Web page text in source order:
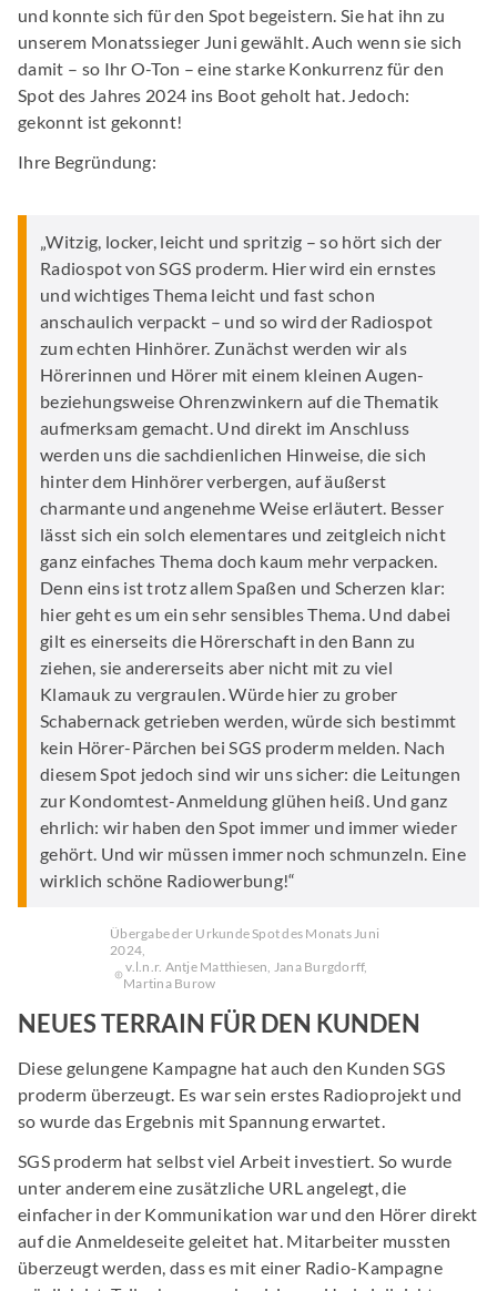
und konnte sich für den Spot begeistern. Sie hat ihn zu
unserem Monatssieger Juni gewählt. Auch wenn sie sich
damit – so Ihr O-Ton – eine starke Konkurrenz für den
Spot des Jahres 2024 ins Boot geholt hat. Jedoch:
gekonnt ist gekonnt!
Ihre Begründung:
„Witzig, locker, leicht und spritzig – so hört sich der
Radiospot von SGS proderm. Hier wird ein ernstes
und wichtiges Thema leicht und fast schon
anschaulich verpackt – und so wird der Radiospot
zum echten Hinhörer. Zunächst werden wir als
Hörerinnen und Hörer mit einem kleinen Augen-
beziehungsweise Ohrenzwinkern auf die Thematik
aufmerksam gemacht. Und direkt im Anschluss
werden uns die sachdienlichen Hinweise, die sich
hinter dem Hinhörer verbergen, auf äußerst
charmante und angenehme Weise erläutert. Besser
lässt sich ein solch elementares und zeitgleich nicht
ganz einfaches Thema doch kaum mehr verpacken.
Denn eins ist trotz allem Spaßen und Scherzen klar:
hier geht es um ein sehr sensibles Thema. Und dabei
gilt es einerseits die Hörerschaft in den Bann zu
ziehen, sie andererseits aber nicht mit zu viel
Klamauk zu vergraulen. Würde hier zu grober
Schabernack getrieben werden, würde sich bestimmt
kein Hörer-Pärchen bei SGS proderm melden. Nach
diesem Spot jedoch sind wir uns sicher: die Leitungen
zur Kondomtest-Anmeldung glühen heiß. Und ganz
ehrlich: wir haben den Spot immer und immer wieder
gehört. Und wir müssen immer noch schmunzeln. Eine
wirklich schöne Radiowerbung!“
Übergabe der Urkunde Spot des Monats Juni
2024,
v.l.n.r. Antje Matthiesen, Jana Burgdorff,
Martina Burow
NEUES TERRAIN FÜR DEN KUNDEN
Diese gelungene Kampagne hat auch den Kunden SGS
proderm überzeugt. Es war sein erstes Radioprojekt und
so wurde das Ergebnis mit Spannung erwartet.
SGS proderm hat selbst viel Arbeit investiert. So wurde
unter anderem eine zusätzliche URL angelegt, die
einfacher in der Kommunikation war und den Hörer direkt
auf die Anmeldeseite geleitet hat. Mitarbeiter mussten
überzeugt werden, dass es mit einer Radio-Kampagne